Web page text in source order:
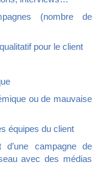
(nombre de
pour le client
ou de mauvaise
équipes du client
d’une campagne de
avec des médias